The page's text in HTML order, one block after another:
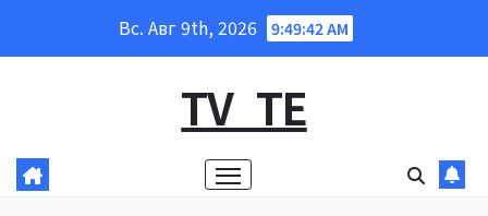
Вс. Авг 9th, 2026 9:49:43 AM
TV_TE